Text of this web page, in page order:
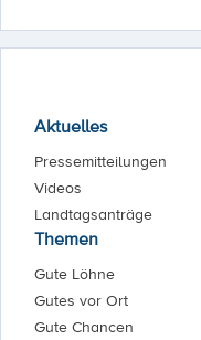
Aktuelles
Pressemitteilungen
Videos
Landtagsanträge
Themen
Gute Löhne
Gutes vor Ort
Gute Chancen